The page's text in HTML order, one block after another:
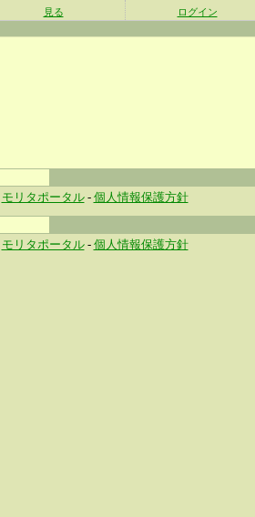
見る ログイン
モリタポータル- 個人情報保護方針
モリタポータル- 個人情報保護方針